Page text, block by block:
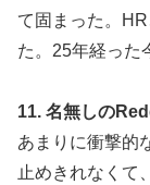
て固まった。
た。25年経った
11. 名無しの
あまりに衝撃的
止めきれなくて